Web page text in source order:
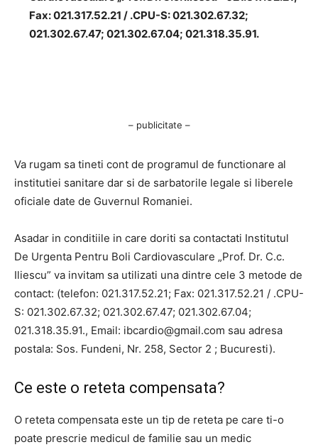
Fax: 021.317.52.21 / .CPU-S: 021.302.67.32;
021.302.67.47; 021.302.67.04; 021.318.35.91.
– publicitate –
Va rugam sa tineti cont de programul de functionare al
institutiei sanitare dar si de sarbatorile legale si liberele
oficiale date de Guvernul Romaniei.
Asadar in conditiile in care doriti sa contactati Institutul
De Urgenta Pentru Boli Cardiovasculare „Prof. Dr. C.c.
Iliescu” va invitam sa utilizati una dintre cele 3 metode de
contact: (telefon: 021.317.52.21; Fax: 021.317.52.21 / .CPU-
S: 021.302.67.32; 021.302.67.47; 021.302.67.04;
021.318.35.91., Email: ibcardio@gmail.com sau adresa
postala: Sos. Fundeni, Nr. 258, Sector 2 ; Bucuresti).
Ce este o reteta compensata?
O reteta compensata este un tip de reteta pe care ti-o
poate prescrie medicul de familie sau un medic